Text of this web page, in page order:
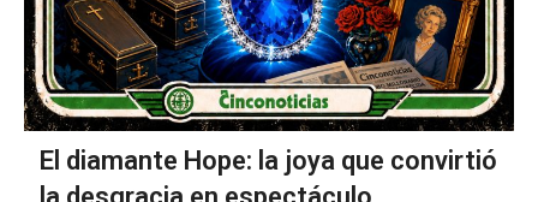
El diamante Hope: la joya que convirtió